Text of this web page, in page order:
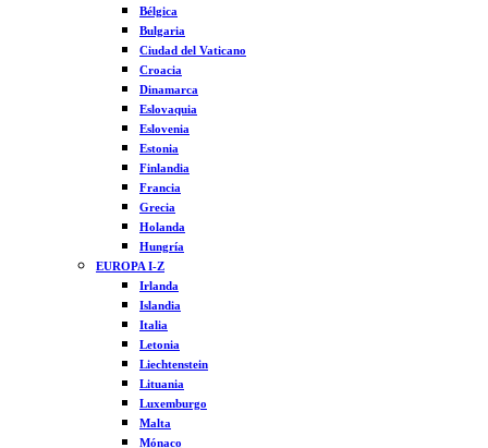
Bélgica
Bulgaria
Ciudad del Vaticano
Croacia
Dinamarca
Eslovaquia
Eslovenia
Estonia
Finlandia
Francia
Grecia
Holanda
Hungría
EUROPA I-Z
Irlanda
Islandia
Italia
Letonia
Liechtenstein
Lituania
Luxemburgo
Malta
Mónaco